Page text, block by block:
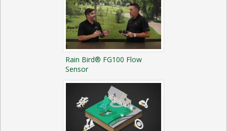
Rain Bird® FG100 Flow
Sensor